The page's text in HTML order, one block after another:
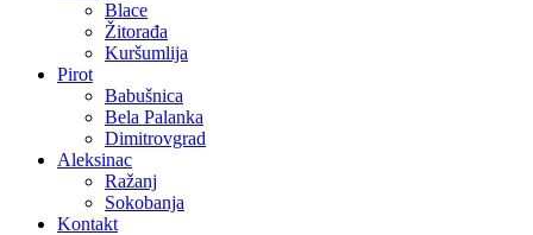
Blace
Žitorađa
Kuršumlija
Pirot
Babušnica
Bela Palanka
Dimitrovgrad
Aleksinac
Ražanj
Sokobanja
Kontakt